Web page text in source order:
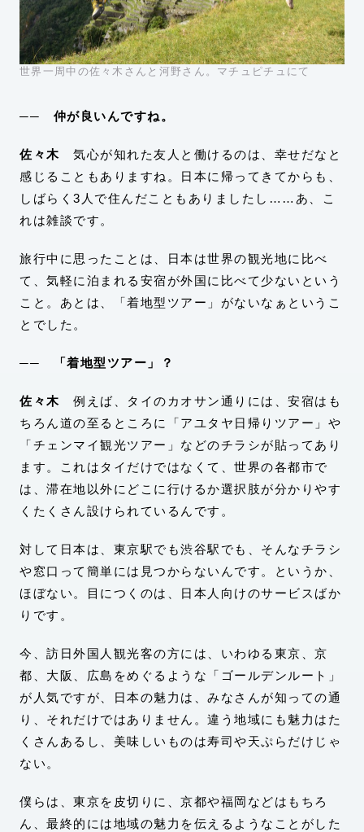
世界一周中の佐々木さんと河野さん。マチュピチュにて
── 仲が良いんですね。
佐々木 気心が知れた友人と働けるのは、幸せだなと
感じることもありますね。日本に帰ってきてからも、
しばらく3人で住んだこともありましたし……あ、こ
れは雑談です。
旅行中に思ったことは、日本は世界の観光地に比べ
て、気軽に泊まれる安宿が外国に比べて少ないという
こと。あとは、「着地型ツアー」がないなぁというこ
とでした。
── 「着地型ツアー」？
佐々木 例えば、タイのカオサン通りには、安宿はも
ちろん道の至るところに「アユタヤ日帰りツアー」や
「チェンマイ観光ツアー」などのチラシが貼ってあり
ます。これはタイだけではなくて、世界の各都市で
は、滞在地以外にどこに行けるか選択肢が分かりやす
くたくさん設けられているんです。
対して日本は、東京駅でも渋谷駅でも、そんなチラシ
や窓口って簡単には見つからないんです。というか、
ほぼない。目につくのは、日本人向けのサービスばか
りです。
今、訪日外国人観光客の方には、いわゆる東京、京
都、大阪、広島をめぐるような「ゴールデンルート」
が人気ですが、日本の魅力は、みなさんが知っての通
り、それだけではありません。違う地域にも魅力はた
くさんあるし、美味しいものは寿司や天ぷらだけじゃ
ない。
僕らは、東京を皮切りに、京都や福岡などはもちろ
ん、最終的には地域の魅力を伝えるようなことがした